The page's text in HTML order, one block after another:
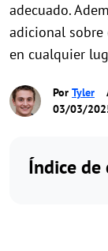
adecuado.
adicional sobre
en cualquier
Por Tyler
03/03/
Índice de